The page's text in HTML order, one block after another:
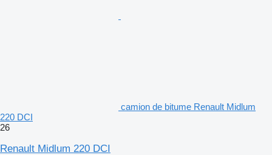
camion de bitume Renault Midlum
220 DCI
26
Renault Midlum 220 DCI